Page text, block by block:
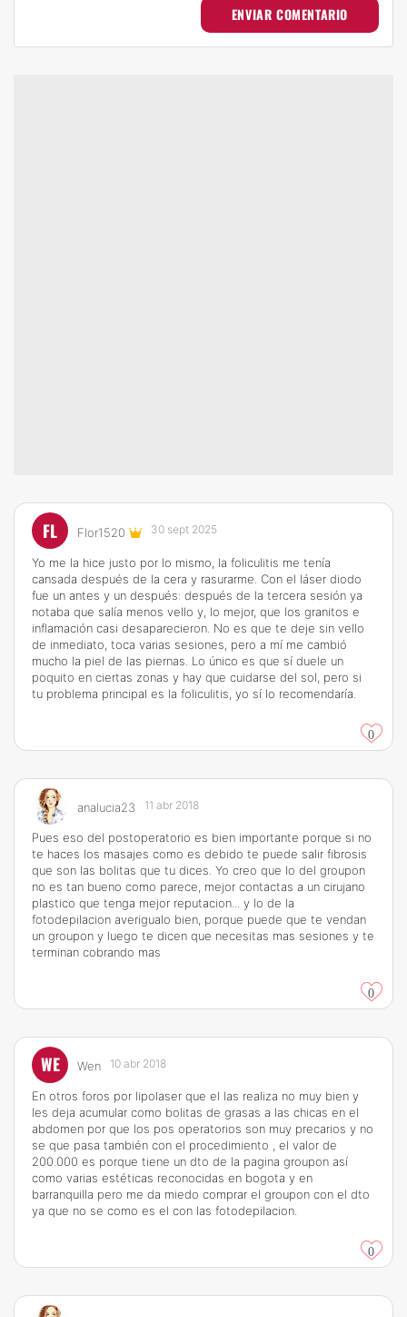
ENVIAR COMENTARIO
FL Flor1520 30 sept 2025
Yo me la hice justo por lo mismo, la foliculitis me tenía
cansada después de la cera y rasurarme. Con el láser diodo
fue un antes y un después: después de la tercera sesión ya
notaba que salía menos vello y, lo mejor, que los granitos e
inflamación casi desaparecieron. No es que te deje sin vello
de inmediato, toca varias sesiones, pero a mí me cambió
mucho la piel de las piernas. Lo único es que sí duele un
poquito en ciertas zonas y hay que cuidarse del sol, pero si
tu problema principal es la foliculitis, yo sí lo recomendaría.
0
analucia23 11 abr 2018
Pues eso del postoperatorio es bien importante porque si no
te haces los masajes como es debido te puede salir fibrosis
que son las bolitas que tu dices. Yo creo que lo del groupon
no es tan bueno como parece, mejor contactas a un cirujano
plastico que tenga mejor reputacion... y lo de la
fotodepilacion averigualo bien, porque puede que te vendan
un groupon y luego te dicen que necesitas mas sesiones y te
terminan cobrando mas
0
WE Wen 10 abr 2018
En otros foros por lipolaser que el las realiza no muy bien y
les deja acumular como bolitas de grasas a las chicas en el
abdomen por que los pos operatorios son muy precarios y no
se que pasa también con el procedimiento , el valor de
200.000 es porque tiene un dto de la pagina groupon así
como varias estéticas reconocidas en bogota y en
barranquilla pero me da miedo comprar el groupon con el dto
ya que no se como es el con las fotodepilacion.
0